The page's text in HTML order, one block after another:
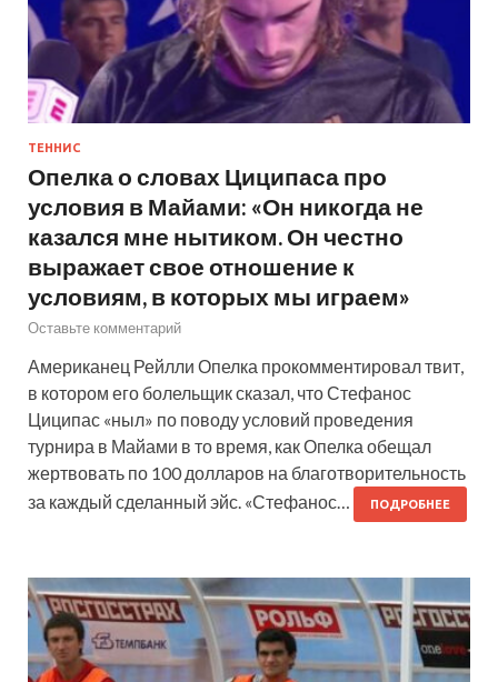
ТЕННИС
Опелка о словах Циципаса про
условия в Майами: «Он никогда не
казался мне нытиком. Он честно
выражает свое отношение к
условиям, в которых мы играем»
Оставьте комментарий
Американец Рейлли Опелка прокомментировал твит,
в котором его болельщик сказал, что Стефанос
Циципас «ныл» по поводу условий проведения
турнира в Майами в то время, как Опелка обещал
жертвовать по 100 долларов на благотворительность
за каждый сделанный эйс. «Стефанос…
ПОДРОБНЕЕ